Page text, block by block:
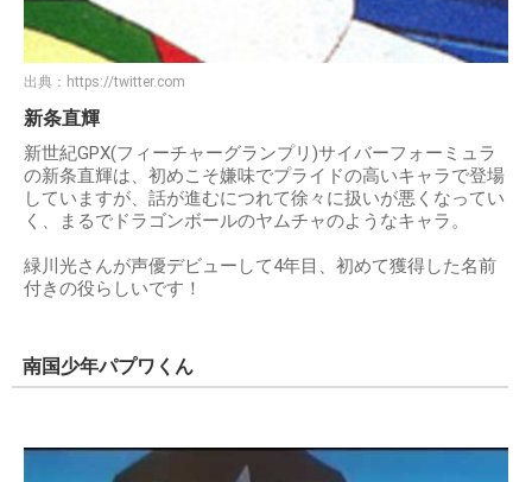
出典： https://twitter.com
新条直輝
新世紀GPX(フィーチャーグランプリ)サイバーフォーミュラ
の新条直輝は、初めこそ嫌味でプライドの高いキャラで登場
していますが、話が進むにつれて徐々に扱いが悪くなってい
く、まるでドラゴンボールのヤムチャのようなキャラ。
緑川光さんが声優デビューして4年目、初めて獲得した名前
付きの役らしいです！
南国少年パプワくん